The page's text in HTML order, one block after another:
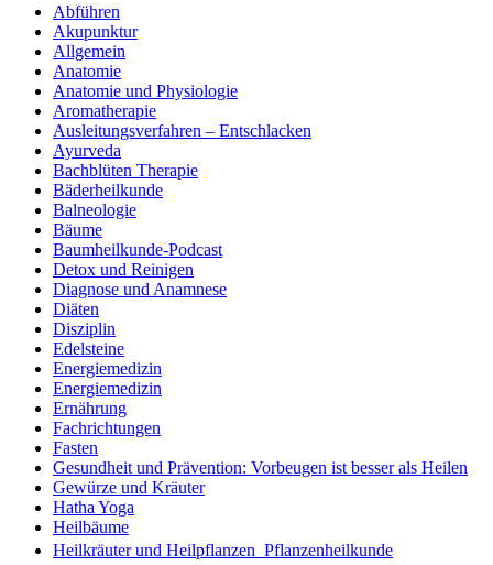
Abführen
Akupunktur
Allgemein
Anatomie
Anatomie und Physiologie
Aromatherapie
Ausleitungsverfahren – Entschlacken
Ayurveda
Bachblüten Therapie
Bäderheilkunde
Balneologie
Bäume
Baumheilkunde-Podcast
Detox und Reinigen
Diagnose und Anamnese
Diäten
Disziplin
Edelsteine
Energiemedizin
Energiemedizin
Ernährung
Fachrichtungen
Fasten
Gesundheit und Prävention: Vorbeugen ist besser als Heilen
Gewürze und Kräuter
Hatha Yoga
Heilbäume
Heilkräuter und Heilpflanzen  Pflanzenheilkunde